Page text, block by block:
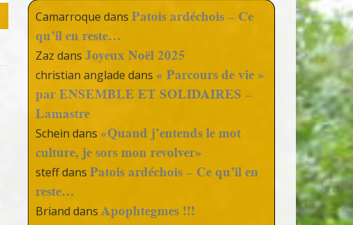
Camarroque dansPatois ardéchois – Ce
qu’il en reste…
Zaz dansJoyeux Noël 2025
christian anglade dans « Parcours de vie »
par ENSEMBLE ET SOLIDAIRES –
Lamastre
Schein dans «Quand j’entends le mot
culture, je sors mon revolver»
steffdansPatois ardéchois – Ce qu’il en
reste…
Briand dansApophtegmes !!!